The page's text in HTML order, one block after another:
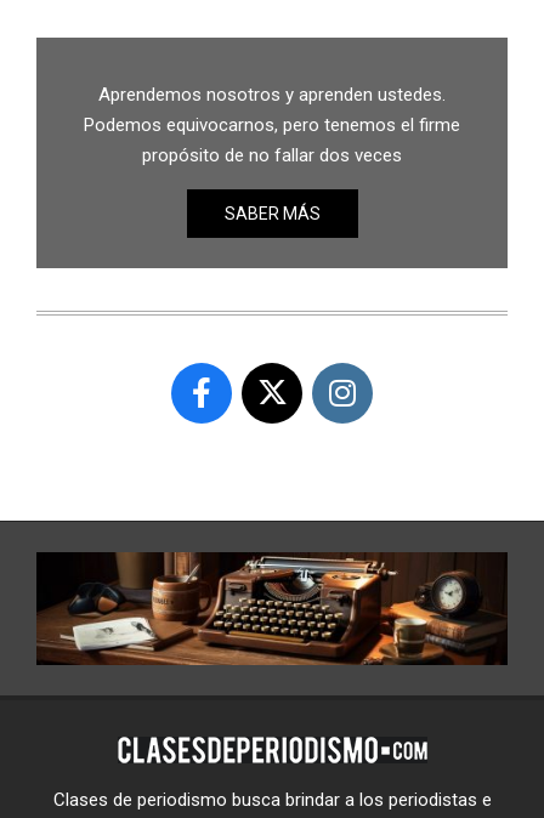
Aprendemos nosotros y aprenden ustedes.
Podemos equivocarnos, pero tenemos el firme
propósito de no fallar dos veces
SABER MÁS
Clases de periodismo busca brindar a los periodistas e